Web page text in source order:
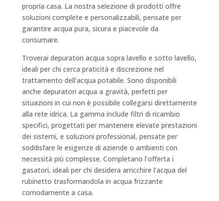
propria casa. La nostra selezione di prodotti offre
soluzioni complete e personalizzabili, pensate per
garantire acqua pura, sicura e piacevole da
consumare.
Troverai depuratori acqua sopra lavello e sotto lavello,
ideali per chi cerca praticità e discrezione nel
trattamento dell’acqua potabile. Sono disponibili
anche depuratori acqua a gravità, perfetti per
situazioni in cui non è possibile collegarsi direttamente
alla rete idrica. La gamma include filtri di ricambio
specifici, progettati per mantenere elevate prestazioni
dei sistemi, e soluzioni professional, pensate per
soddisfare le esigenze di aziende o ambienti con
necessità più complesse. Completano l’offerta i
gasatori, ideali per chi desidera arricchire l’acqua del
rubinetto trasformandola in acqua frizzante
comodamente a casa.